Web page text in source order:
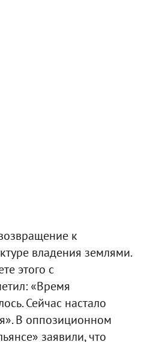
к
владения землями.
этого с
«Время
Сейчас настало
В оппозиционном
заявили, что